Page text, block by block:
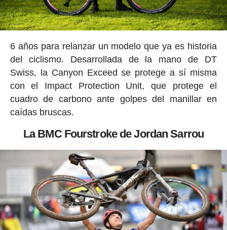
6 años para relanzar un modelo que ya es historia
del ciclismo. Desarrollada de la mano de DT
Swiss, la Canyon Exceed se protege a sí misma
con el Impact Protection Unit, que protege el
cuadro de carbono ante golpes del manillar en
caídas bruscas.
La BMC Fourstroke de Jordan Sarrou